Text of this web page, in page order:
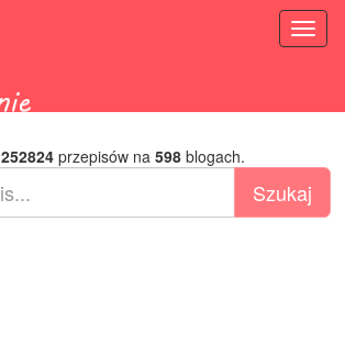
252824przepisów na 598blogach.